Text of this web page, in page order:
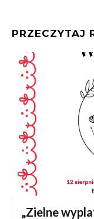
PRZECZYTAJ
„Zielne